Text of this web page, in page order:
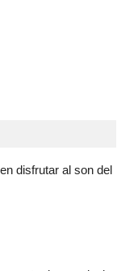
disfrutar al son del